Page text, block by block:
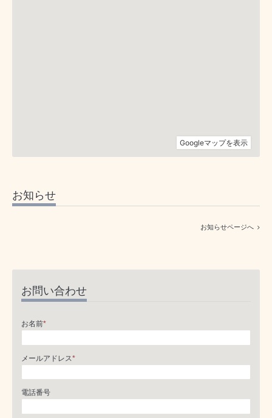
お知らせ
お知らせページへ
お問い合わせ
お名前*
メールアドレス*
電話番号